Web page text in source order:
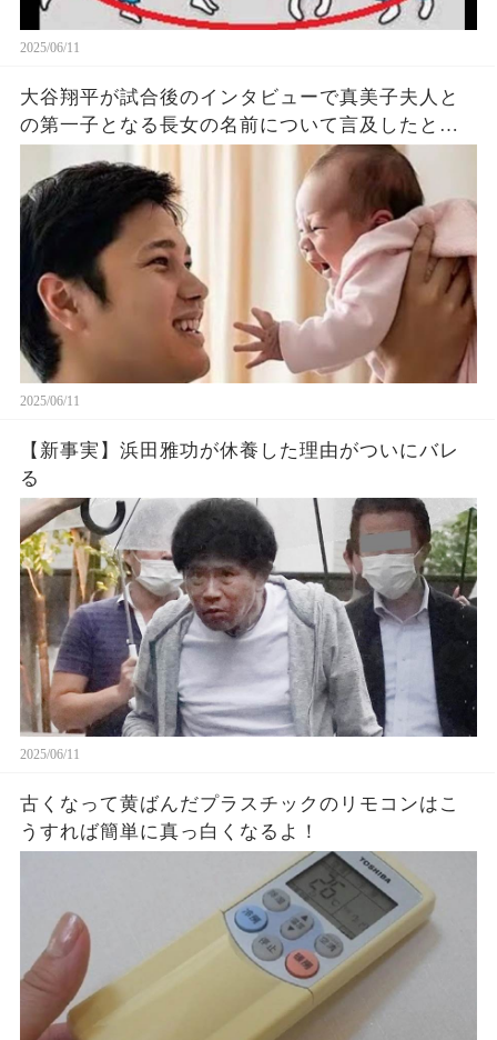
2025/06/11
大谷翔平が試合後のインタビューで真美子夫人と
の第一子となる長女の名前について言及したと話
題に！山本由伸や佐々木朗希は知ってそう！
2025/06/11
【新事実】浜田雅功が休養した理由がついにバレ
る
2025/06/11
古くなって黄ばんだプラスチックのリモコンはこ
うすれば簡単に真っ白くなるよ！